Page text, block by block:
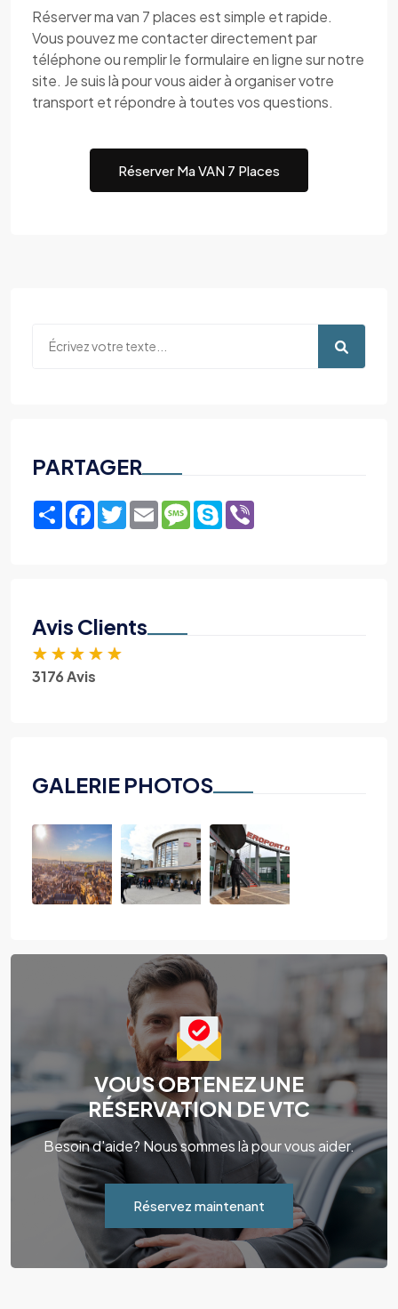
Réserver ma van 7 places est simple et rapide.
Vous pouvez me contacter directement par
téléphone ou remplir le formulaire en ligne sur notre
site. Je suis là pour vous aider à organiser votre
transport et répondre à toutes vos questions.
Réserver Ma VAN 7 Places
PARTAGER
ShareFacebook
TwitterEmailMessage
Skype
Avis Clients
★ ★ ★ ★ ★
3176 Avis
GALERIE PHOTOS
VOUS OBTENEZ UNE
RÉSERVATION DE VTC
Besoin d'aide? Nous sommes là pour vous aider.
Réservez maintenant